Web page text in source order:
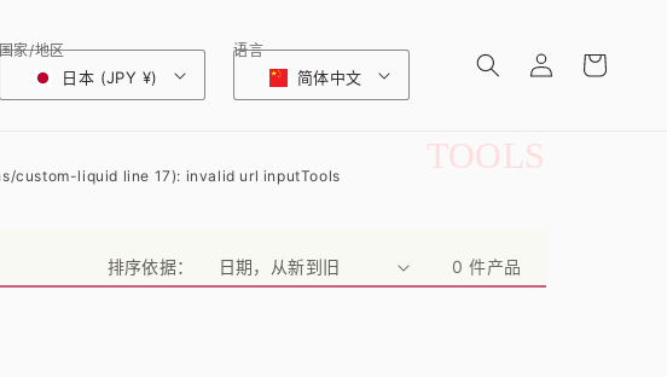
国家/地区
日本 (JPY ¥)
语言
简体中文
登
录
物
收
TOOLS
custom-liquid line 17): invalid url inputTools
排序依据： 0 件产品